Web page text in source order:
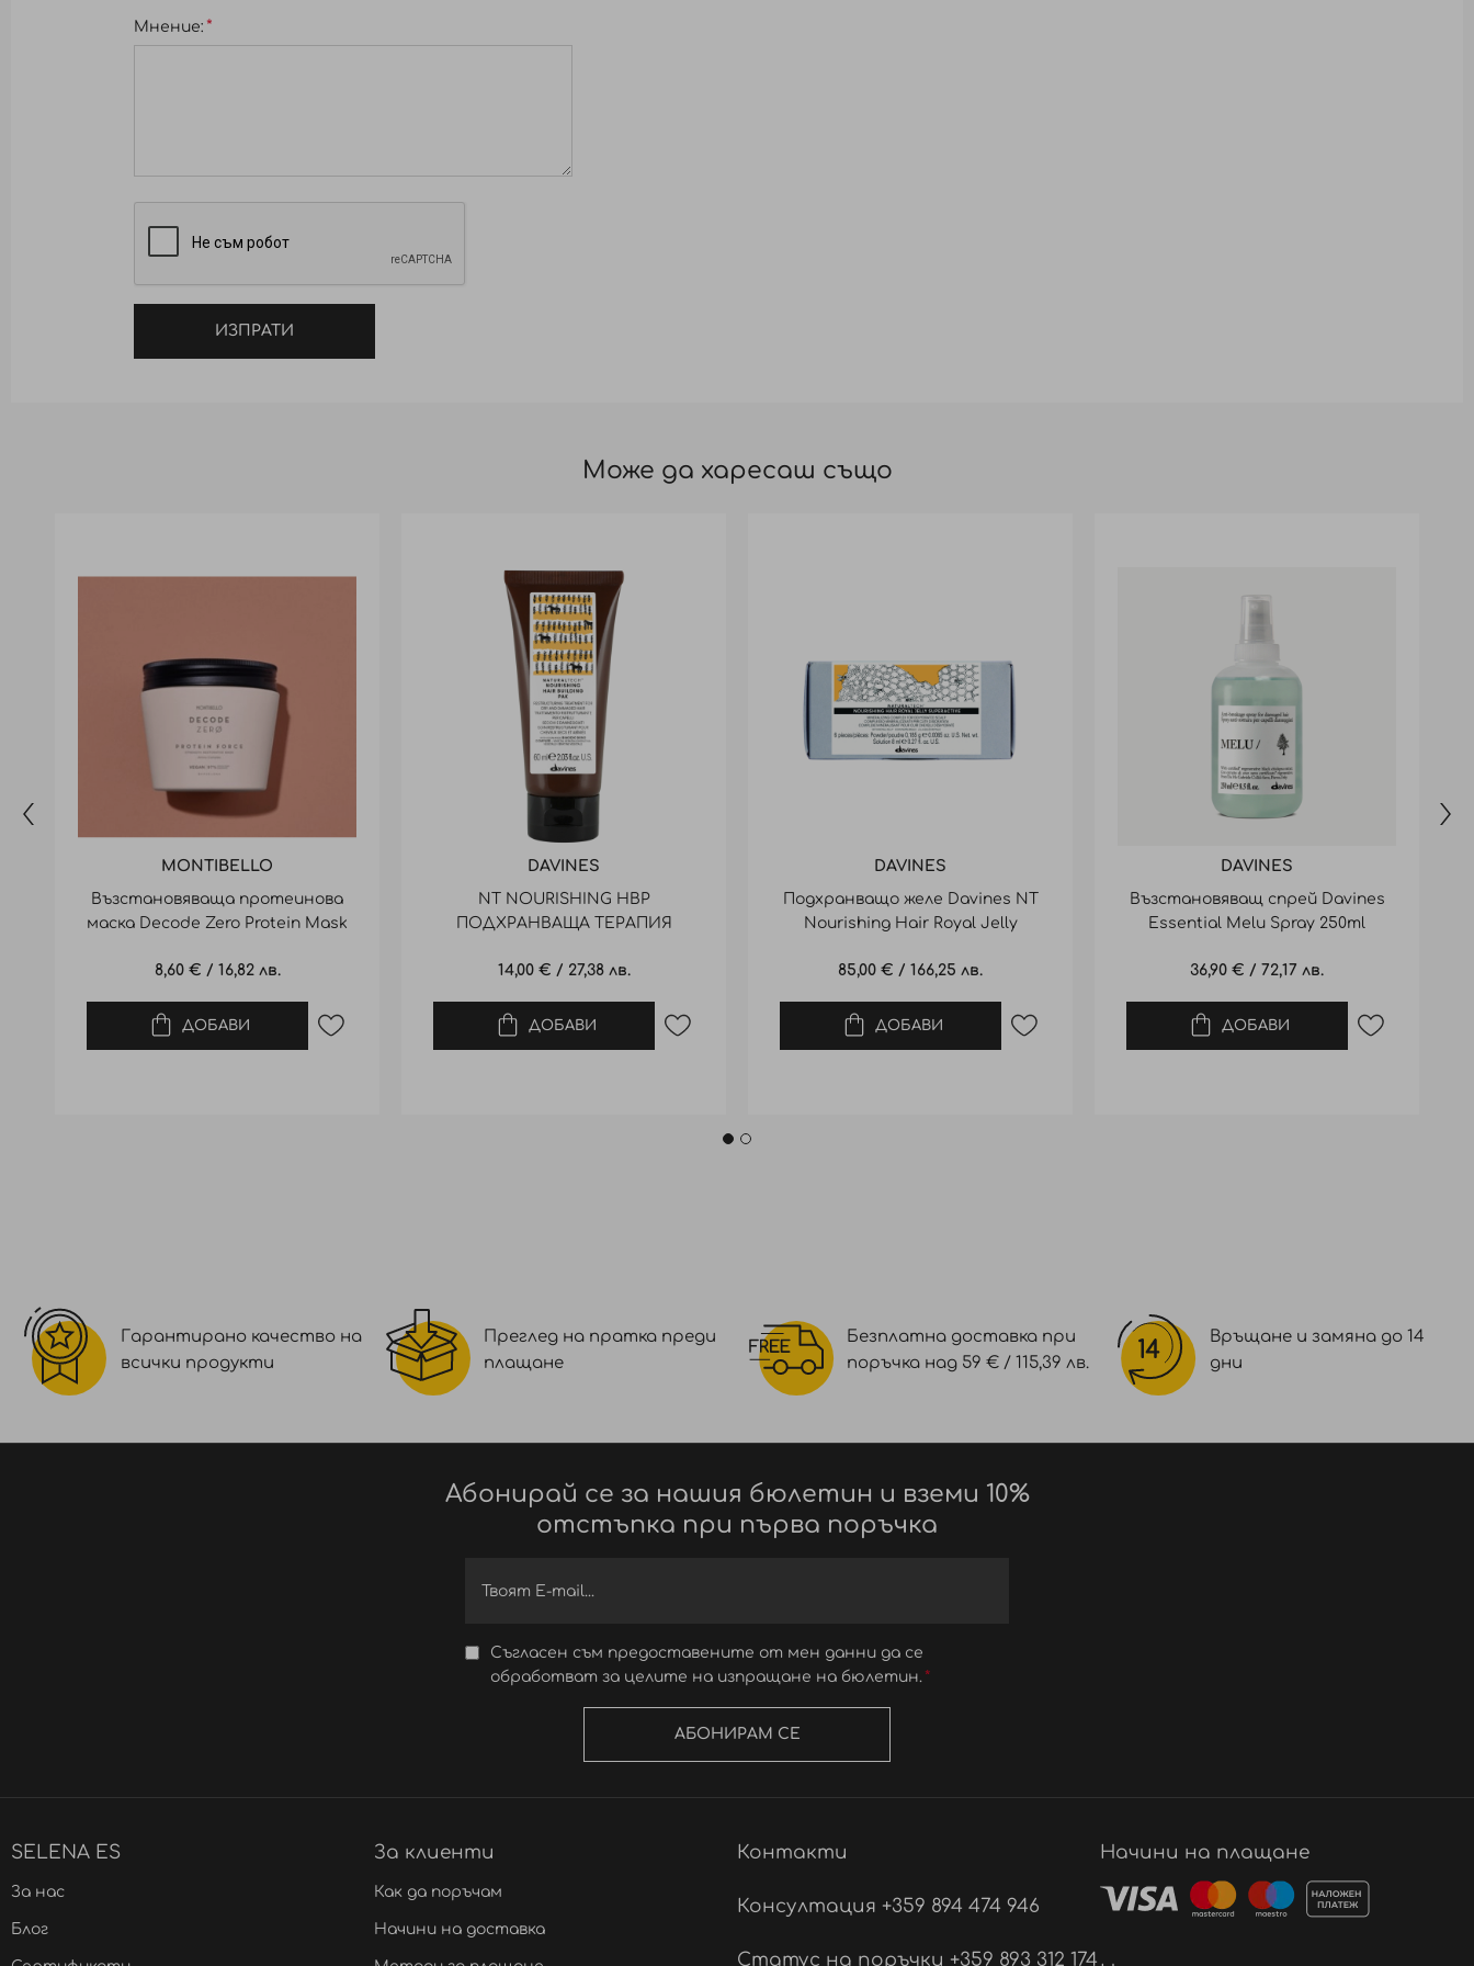
Мнение:
ИЗПРАТИ
Може да харесаш също
MONTIBELLO
Възстановяваща протеинова
маска Decode Zero Protein Mask
8,60 € / 16,82 лв.
ДОБАВИ
DAVINES
NT NOURISHING HBP
ПОДХРАНВАЩА ТЕРАПИЯ
14,00 € / 27,38 лв.
ДОБАВИ
DAVINES
Подхранващо желе Davines NT
Nourishing Hair Royal Jelly
85,00 € / 166,25 лв.
ДОБАВИ
DAVINES
Възстановяващ спрей Davines
Essential Melu Spray 250ml
36,90 € / 72,17 лв.
ДОБАВИ
Гарантирано качество на
всички продукти
Преглед на пратка преди
плащане
Безплатна доставка при
поръчка над 59 € / 115,39 лв.
Връщане и замяна до 14
дни
Абонирай се за нашия бюлетин и вземи 10%
отстъпка при първа поръчка
Съгласен съм предоставените от мен данни да се
обработват за целите на изпращане на бюлетин.
АБОНИРАМ СЕ
SELENA ES
За нас
Блог
За клиенти
Как да поръчам
Начини на доставка
Контакти
Консултация +359 894 474 946
Статус на поръчки +359 893 312 174
Начини на плащане